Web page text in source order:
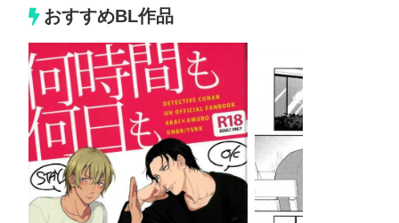
おすすめBL作品